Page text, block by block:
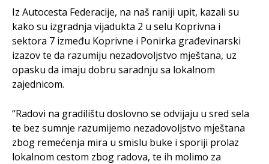
Iz Autocesta Federacije, na naš raniji upit, kazali su
kako su izgradnja vijadukta 2 u selu Koprivna i
sektora 7 između Koprivne i Ponirka građevinarski
izazov te da razumiju nezadovoljstvo mještana, uz
opasku da imaju dobru saradnju sa lokalnom
zajednicom.
“Radovi na gradilištu doslovno se odvijaju u sred sela
te bez sumnje razumijemo nezadovoljstvo mještana
zbog remećenja mira u smislu buke i sporiji prolaz
lokalnom cestom zbog radova, te ih molimo za